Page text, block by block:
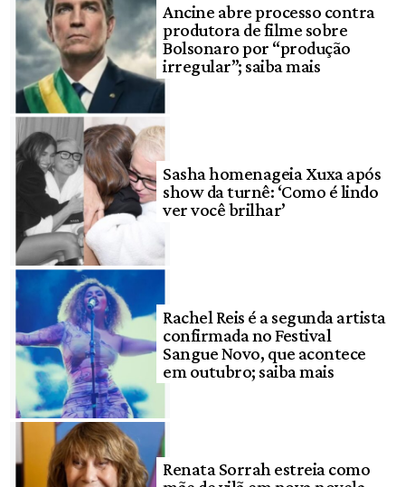
Ancine abre processo contra
produtora de filme sobre
Bolsonaro por “produção
irregular”; saiba mais
Sasha homenageia Xuxa após
show da turnê: ‘Como é lindo
ver você brilhar’
Rachel Reis é a segunda artista
confirmada no Festival
Sangue Novo, que acontece
em outubro; saiba mais
Renata Sorrah estreia como